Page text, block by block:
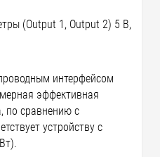
(Output 1, Output 2) 5 В,
интерфейсом
эффективная
по сравнению с
устройству с